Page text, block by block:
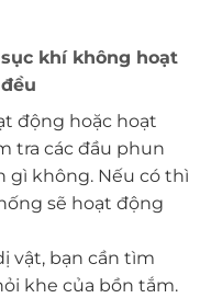
khí không hoạt
động hoặc hoạt
tra các đầu phun
gì không. Nếu có thì
sẽ hoạt động
vật, bạn cần tìm
khe của bồn tắm.